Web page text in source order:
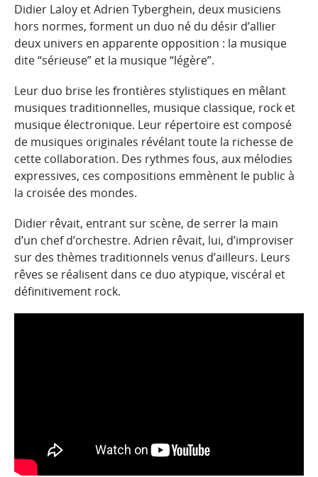
Didier Laloy et Adrien Tyberghein, deux musiciens
hors normes, forment un duo né du désir d’allier
deux univers en apparente opposition : la musique
dite “sérieuse” et la musique “légère”.
Leur duo brise les frontières stylistiques en mêlant
musiques traditionnelles, musique classique, rock et
musique électronique. Leur répertoire est composé
de musiques originales révélant toute la richesse de
cette collaboration. Des rythmes fous, aux mélodies
expressives, ces compositions emmènent le public à
la croisée des mondes.
Didier rêvait, entrant sur scène, de serrer la main
d’un chef d’orchestre. Adrien rêvait, lui, d’improviser
sur des thèmes traditionnels venus d’ailleurs. Leurs
rêves se réalisent dans ce duo atypique, viscéral et
définitivement rock.